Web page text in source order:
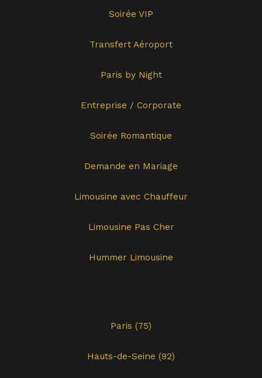
Soirée VIP
Transfert Aéroport
Paris by Night
Entreprise / Corporate
Soirée Romantique
Demande en Mariage
Limousine avec Chauffeur
Limousine Pas Cher
Hummer Limousine
Paris (75)
Hauts-de-Seine (92)